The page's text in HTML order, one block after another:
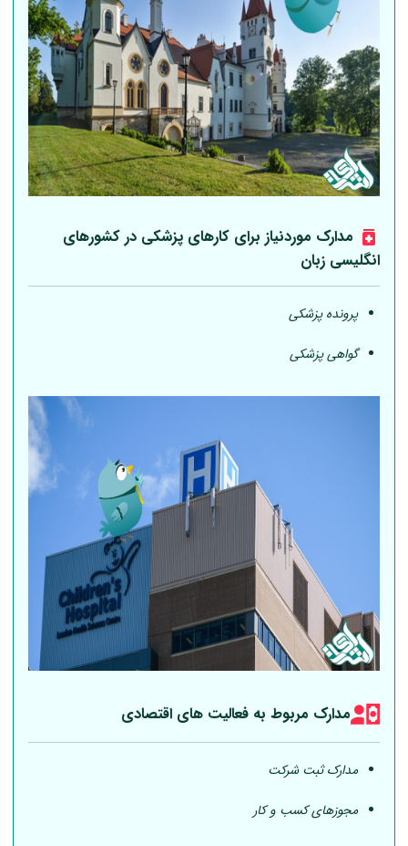
مدارک موردنیاز برای کارهای پزشکی در کشورهای
انگلیسی زبان
پرونده پزشکی
گواهی پزشکی
مدارک مربوط به فعالیت های اقتصادی
مدارک ثبت شرکت
مجوزهای کسب و کار